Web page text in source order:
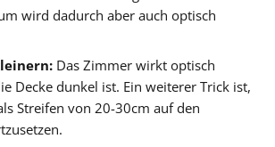
wird dadurch aber auch optisch
Das Zimmer wirkt optisch
Decke dunkel ist. Ein weiterer Trick ist,
Streifen von 20-30cm auf den